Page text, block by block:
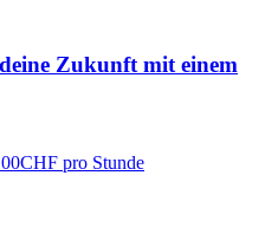
Zukunft mit einem
pro Stunde